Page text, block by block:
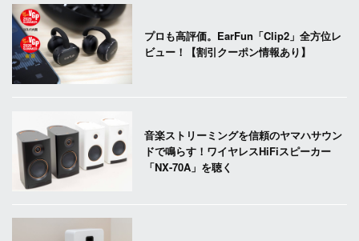
プロも高評価。EarFun「Clip2」全方位レ
ビュー！【割引クーポン情報あり】
音楽ストリーミングを信頼のヤマハサウン
ドで鳴らす！ワイヤレスHiFiスピーカー
「NX-70A」を聴く